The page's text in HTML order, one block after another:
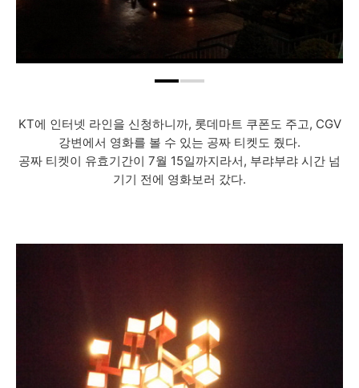
KT에 인터넷 라인을 신청하니까, 롯데마트 쿠폰도 주고, CGV
강변에서 영화를 볼 수 있는 공짜 티켓도 줬다.
공짜 티켓이 유효기간이 7월 15일까지라서, 부랴부랴 시간 넘
기기 전에 영화보러 갔다.